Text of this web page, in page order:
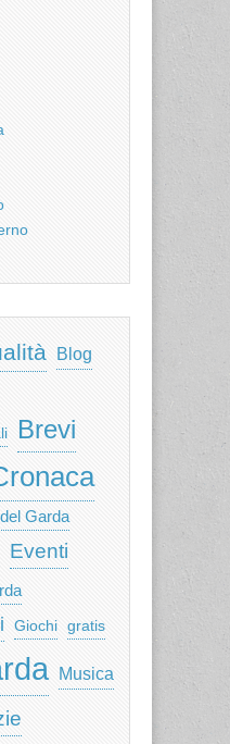
Blog
Brevi
Garda
Eventi
Giochi gratis
Musica